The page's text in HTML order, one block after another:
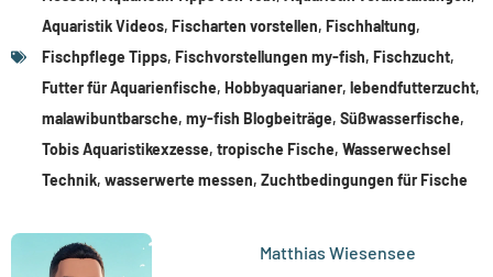
Aquaristik Videos, Fischarten vorstellen, Fischhaltung,
Fischpflege Tipps, Fischvorstellungen my-fish, Fischzucht,
Futter für Aquarienfische, Hobbyaquarianer, lebendfutterzucht,
malawibuntbarsche, my-fish Blogbeiträge, Süßwasserfische,
Tobis Aquaristikexzesse, tropische Fische, Wasserwechsel
Technik, wasserwerte messen, Zuchtbedingungen für Fische
Matthias Wiesensee